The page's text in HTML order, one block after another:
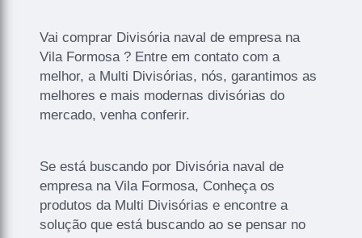
Vai comprar Divisória naval de empresa na
Vila Formosa ? Entre em contato com a
melhor, a Multi Divisórias, nós, garantimos as
melhores e mais modernas divisórias do
mercado, venha conferir.
Se está buscando por Divisória naval de
empresa na Vila Formosa, Conheça os
produtos da Multi Divisórias e encontre a
solução que está buscando ao se pensar no